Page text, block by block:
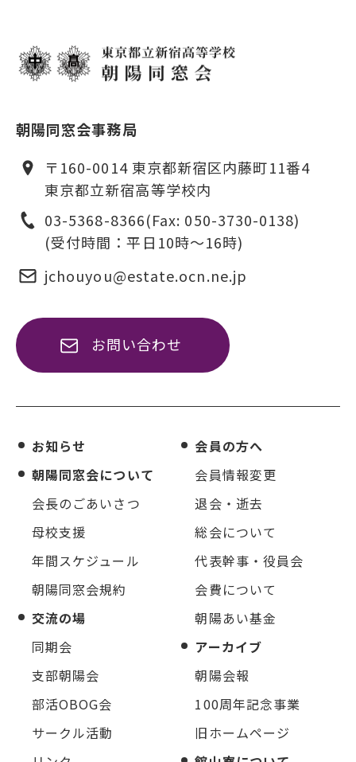
朝陽同窓会事務局
〒160-0014 東京都新宿区内藤町11番4
東京都立新宿高等学校内
03-5368-8366(Fax: 050-3730-0138)
(受付時間：平日10時〜16時)
jchouyou@estate.ocn.ne.jp
お問い合わせ
お知らせ
朝陽同窓会について
会長のごあいさつ
母校支援
年間スケジュール
朝陽同窓会規約
交流の場
同期会
支部朝陽会
部活OBOG会
サークル活動
会員の方へ
会員情報変更
退会・逝去
総会について
代表幹事・役員会
会費について
朝陽あい基金
アーカイブ
朝陽会報
100周年記念事業
旧ホームページ